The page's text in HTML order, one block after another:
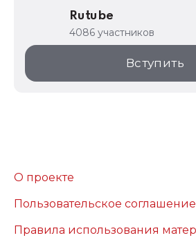
Rutube
4086 участников
Вступить
О проекте
Пользовательское соглашение
Правила использования